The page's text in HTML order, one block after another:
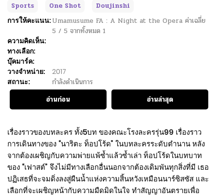
Sports
One Shot
Doujinshi
การให้คะแนน: Umamusume FA : A Night at the Opera ค่าเฉลี่ย
5 / 5 จากทั้งหมด 1
ความคิดเห็น:
ทางเลือก:
บุ๊คมาร์ค:
วางจำหน่าย:
2017
สถานะ:
กำลังดำเนินการ
อ่านก่อน
อ่านล่าสุด
เรื่องราวของบทละคร ทั้ง5บท ของคณะโรงละครรุ่น99 เรื่องราว
การเดินทางของ “นาริตะ ท็อปโร้ด” ในบทละครระดับตำนาน หลัง
จากต้องเผชิญกับความพ่ายแพ้ซ้ำแล้วซ้ำเล่า ท็อปโร้ดในบทบาท
ของ “เฟาสต์” จึงไม่มีทางเลือกอื่นนอกจากต้องเดิมพันทุกสิ่งที่มี เธอ
ปฏิเสธที่จะจมดิ่งลงสู่ผืนน้ำแห่งความสิ้นหวังเหมือนนาร์ซิสซัส และ
เลือกที่จะเผชิญหน้ากับความมืดมิดในใจ ทำสัญญาอันตรายเพื่อ